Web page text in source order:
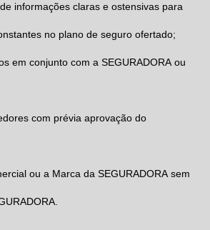
informações claras e ostensivas para
no plano de seguro ofertado;
em conjunto com a SEGURADORA ou
com prévia aprovação do
ou a Marca da SEGURADORA sem